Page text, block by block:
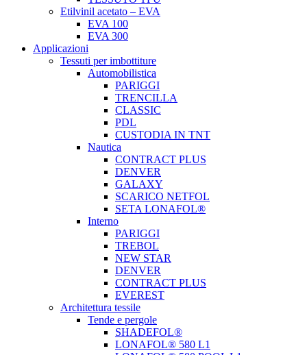
Etilvinil acetato – EVA
EVA 100
EVA 300
Applicazioni
Tessuti per imbottiture
Automobilistica
PARIGGI
TRENCILLA
CLASSIC
PDL
CUSTODIA IN TNT
Nautica
CONTRACT PLUS
DENVER
GALAXY
SCARICO NETFOL
SETA LONAFOL®
Interno
PARIGGI
TREBOL
NEW STAR
DENVER
CONTRACT PLUS
EVEREST
Architettura tessile
Tende e pergole
SHADEFOL®
LONAFOL® 580 L1